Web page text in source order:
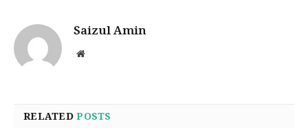
Saizul Amin
Website
RELATEDPOSTS